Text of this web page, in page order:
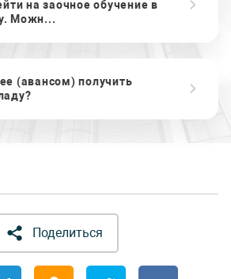
на заочное обучение в
Можн...
(авансом) получить
Поделиться